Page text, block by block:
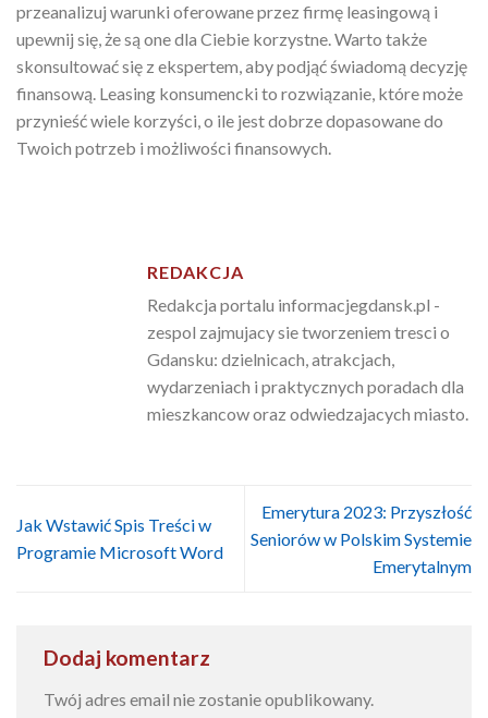
przeanalizuj warunki oferowane przez firmę leasingową i
upewnij się, że są one dla Ciebie korzystne. Warto także
skonsultować się z ekspertem, aby podjąć świadomą decyzję
finansową. Leasing konsumencki to rozwiązanie, które może
przynieść wiele korzyści, o ile jest dobrze dopasowane do
Twoich potrzeb i możliwości finansowych.
REDAKCJA
Redakcja portalu informacjegdansk.pl -
zespol zajmujacy sie tworzeniem tresci o
Gdansku: dzielnicach, atrakcjach,
wydarzeniach i praktycznych poradach dla
mieszkancow oraz odwiedzajacych miasto.
Jak Wstawić Spis Treści w
Programie Microsoft Word
Emerytura 2023: Przyszłość
Seniorów w Polskim Systemie
Emerytalnym
Dodaj komentarz
Twój adres email nie zostanie opublikowany.